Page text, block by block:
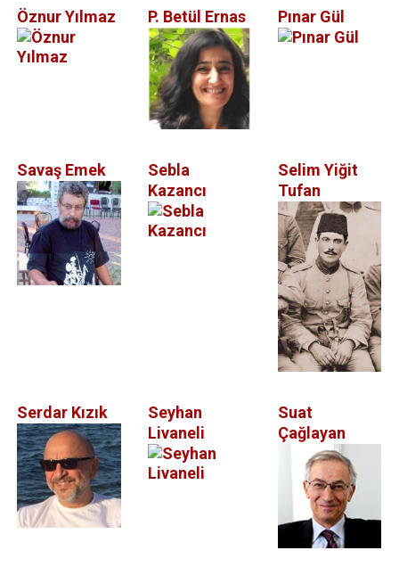
Öznur Yılmaz P. Betül Ernas Pınar Gül
Savaş Emek
Sebla
Kazancı
Selim Yiğit
Tufan
Serdar Kızık
Seyhan
Livaneli
Suat
Çağlayan